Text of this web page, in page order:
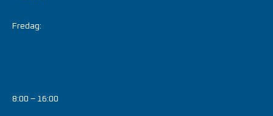
Fredag:
8:00 – 16:00